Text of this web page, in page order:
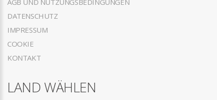
AGB UND NUTZUNGSBEDINGUNGEN
DATENSCHUTZ
IMPRESSUM
COOKIE
KONTAKT
LAND WÄHLEN